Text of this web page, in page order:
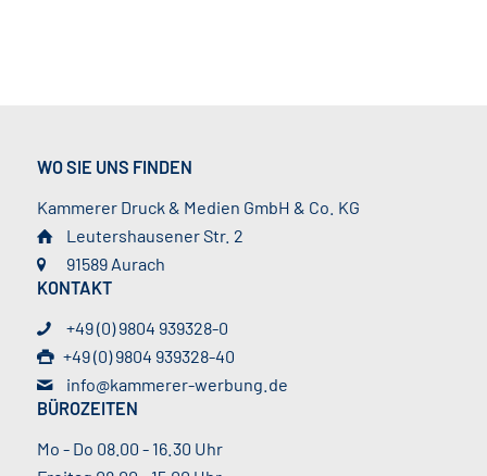
WO SIE UNS FINDEN
Kammerer Druck & Medien GmbH & Co. KG
Leutershausener Str. 2
91589 Aurach
KONTAKT
+49 (0) 9804 939328-0
+49 (0) 9804 939328-40
info@kammerer-werbung.de
BÜROZEITEN
Mo - Do 08.00 - 16.30 Uhr